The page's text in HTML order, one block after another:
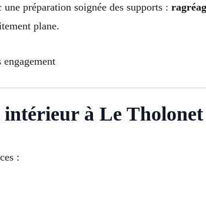
préparation soignée des supports :
plane.
intérieur à Le Tholonet
: